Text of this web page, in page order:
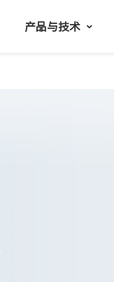
产品与技术